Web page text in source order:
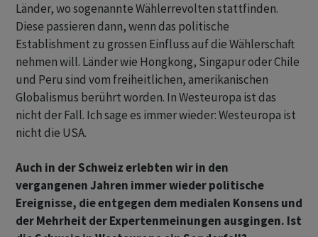
Länder, wo sogenannte Wählerrevolten stattfinden.
Diese passieren dann, wenn das politische
Establishment zu grossen Einfluss auf die Wählerschaft
nehmen will. Länder wie Hongkong, Singapur oder Chile
und Peru sind vom freiheitlichen, amerikanischen
Globalismus berührt worden. In Westeuropa ist das
nicht der Fall. Ich sage es immer wieder: Westeuropa ist
nicht die USA.
Auch in der Schweiz erlebten wir in den
vergangenen Jahren immer wieder politische
Ereignisse, die entgegen dem medialen Konsens und
der Mehrheit der Expertenmeinungen ausgingen. Ist